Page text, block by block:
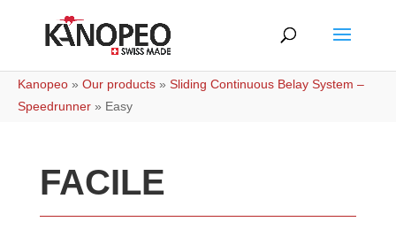
Kanopeo » Our products » Sliding Continuous Belay System –
Speedrunner » Easy
FACILE